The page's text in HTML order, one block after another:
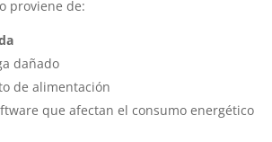
proviene de:
dañado
de alimentación
que afectan el consumo energético